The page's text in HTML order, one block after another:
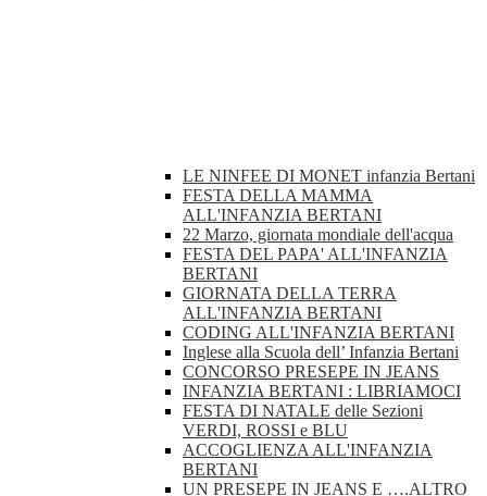
LE NINFEE DI MONET infanzia Bertani
FESTA DELLA MAMMA
ALL'INFANZIA BERTANI
22 Marzo, giornata mondiale dell'acqua
FESTA DEL PAPA' ALL'INFANZIA
BERTANI
GIORNATA DELLA TERRA
ALL'INFANZIA BERTANI
CODING ALL'INFANZIA BERTANI
Inglese alla Scuola dell’ Infanzia Bertani
CONCORSO PRESEPE IN JEANS
INFANZIA BERTANI : LIBRIAMOCI
FESTA DI NATALE delle Sezioni
VERDI, ROSSI e BLU
ACCOGLIENZA ALL'INFANZIA
BERTANI
UN PRESEPE IN JEANS E ….ALTRO